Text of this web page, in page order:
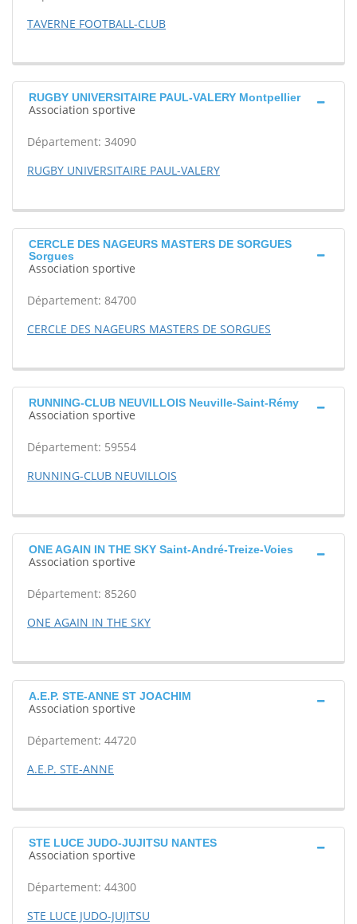
TAVERNE FOOTBALL-CLUB
RUGBY UNIVERSITAIRE PAUL-VALERY Montpellier
Association sportive
Département: 34090
RUGBY UNIVERSITAIRE PAUL-VALERY
CERCLE DES NAGEURS MASTERS DE SORGUES
Sorgues
Association sportive
Département: 84700
CERCLE DES NAGEURS MASTERS DE SORGUES
RUNNING-CLUB NEUVILLOIS Neuville-Saint-Rémy
Association sportive
Département: 59554
RUNNING-CLUB NEUVILLOIS
ONE AGAIN IN THE SKY Saint-André-Treize-Voies
Association sportive
Département: 85260
ONE AGAIN IN THE SKY
A.E.P. STE-ANNE ST JOACHIM
Association sportive
Département: 44720
A.E.P. STE-ANNE
STE LUCE JUDO-JUJITSU NANTES
Association sportive
Département: 44300
STE LUCE JUDO-JUJITSU